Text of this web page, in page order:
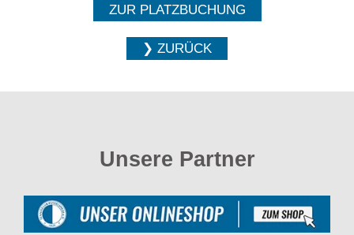
ZUR PLATZBUCHUNG
❯ ZURÜCK
Unsere Partner